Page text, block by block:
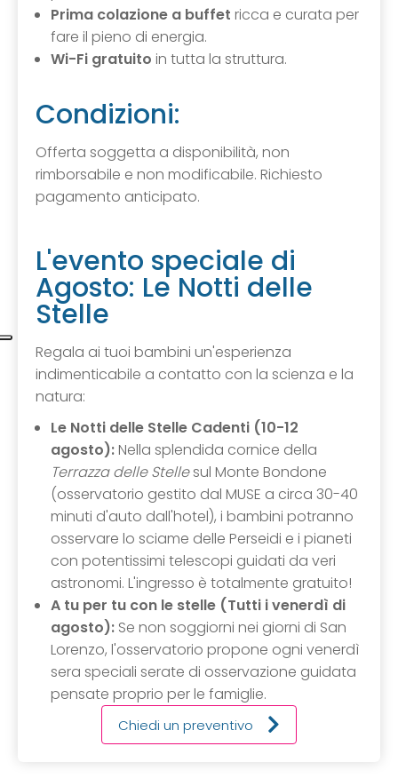
Prima colazione a buffet ricca e curata per
fare il pieno di energia.
Wi-Fi gratuito in tutta la struttura.
Condizioni:
Offerta soggetta a disponibilità, non
rimborsabile e non modificabile. Richiesto
pagamento anticipato.
L'evento speciale di
Agosto: Le Notti delle
Stelle
Regala ai tuoi bambini un'esperienza
indimenticabile a contatto con la scienza e la
natura:
Le Notti delle Stelle Cadenti (10-12
agosto):Nella splendida cornice della
Terrazza delle Stellesul Monte Bondone
(osservatorio gestito dal MUSE a circa 30-40
minuti d'auto dall'hotel), i bambini potranno
osservare lo sciame delle Perseidi e i pianeti
con potentissimi telescopi guidati da veri
astronomi. L'ingresso è totalmente gratuito!
A tu per tu con le stelle (Tutti i venerdì di
agosto): Se non soggiorni nei giorni di San
Lorenzo, l'osservatorio propone ogni venerdì
sera speciali serate di osservazione guidata
pensate proprio per le famiglie.
Chiedi un preventivo